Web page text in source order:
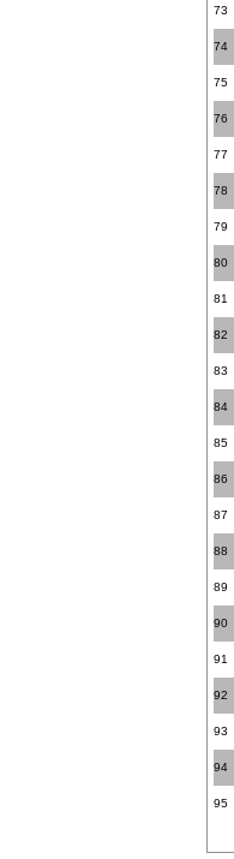
73
74
75
76
77
78
79
80
81
82
83
84
85
86
87
88
89
90
91
92
93
94
95